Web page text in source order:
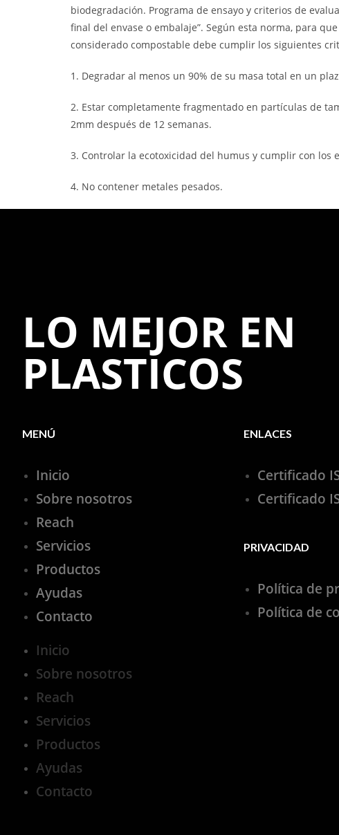
biodegradación. Programa de ensayo y criterios de
final del envase o embalaje”. Según esta norma, para
considerado compostable debe cumplir los siguientes
1. Degradar al menos un 90% de su masa total en un
2. Estar completamente fragmentado en partículas de
2mm después de 12 semanas.
3. Controlar la ecotoxicidad del humus y cumplir con los
4. No contener metales pesados.
LO MEJOR EN
PLASTICOS
MENÚ
Inicio
Sobre nosotros
Reach
Servicios
Productos
Ayudas
Contacto
Inicio
Sobre nosotros
Reach
Servicios
Productos
Ayudas
Contacto
ENLACES
Certificado
Certificado
PRIVACIDAD
Política de
Política de